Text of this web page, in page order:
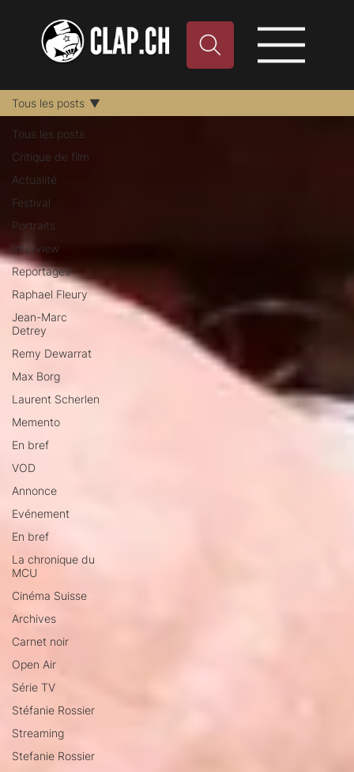
Tous les posts
Critique de film
Actualité
Festival
Portraits
Interview
Reportages
Raphael Fleury
Jean-Marc
Detrey
Remy Dewarrat
Max Borg
Laurent Scherlen
Memento
En bref
VOD
Annonce
Evénement
En bref
La chronique du
MCU
Cinéma Suisse
Archives
Carnet noir
Open Air
Série TV
Stéfanie Rossier
Streaming
Stefanie Rossier
Tous les posts